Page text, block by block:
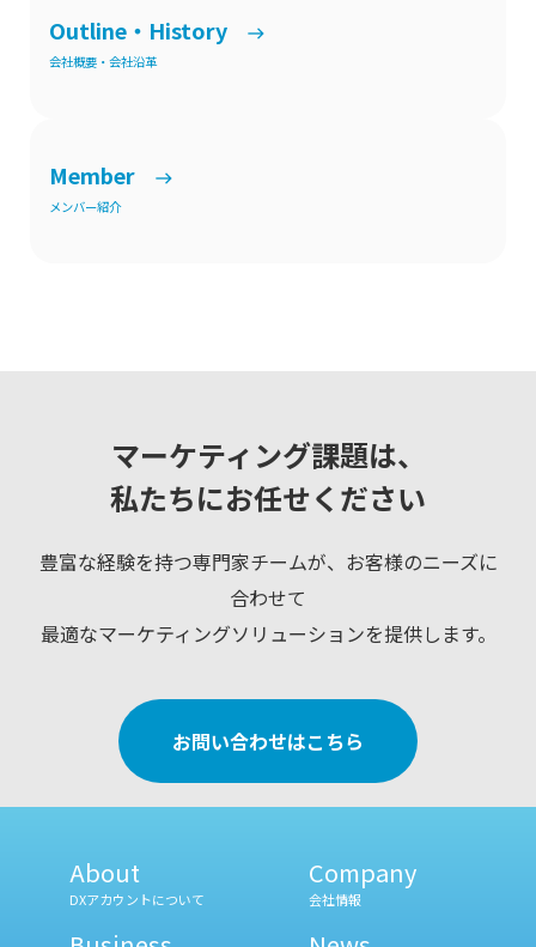
Outline・History
会社概要・会社沿革
Member
メンバー紹介
マーケティング課題は、
私たちにお任せください
豊富な経験を持つ専門家チームが、お客様のニーズに
合わせて
最適なマーケティングソリューションを提供します。
お問い合わせはこちら
About
DXアカウントについて
Company
会社情報